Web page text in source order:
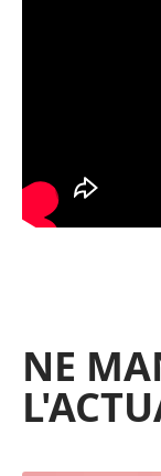
NE